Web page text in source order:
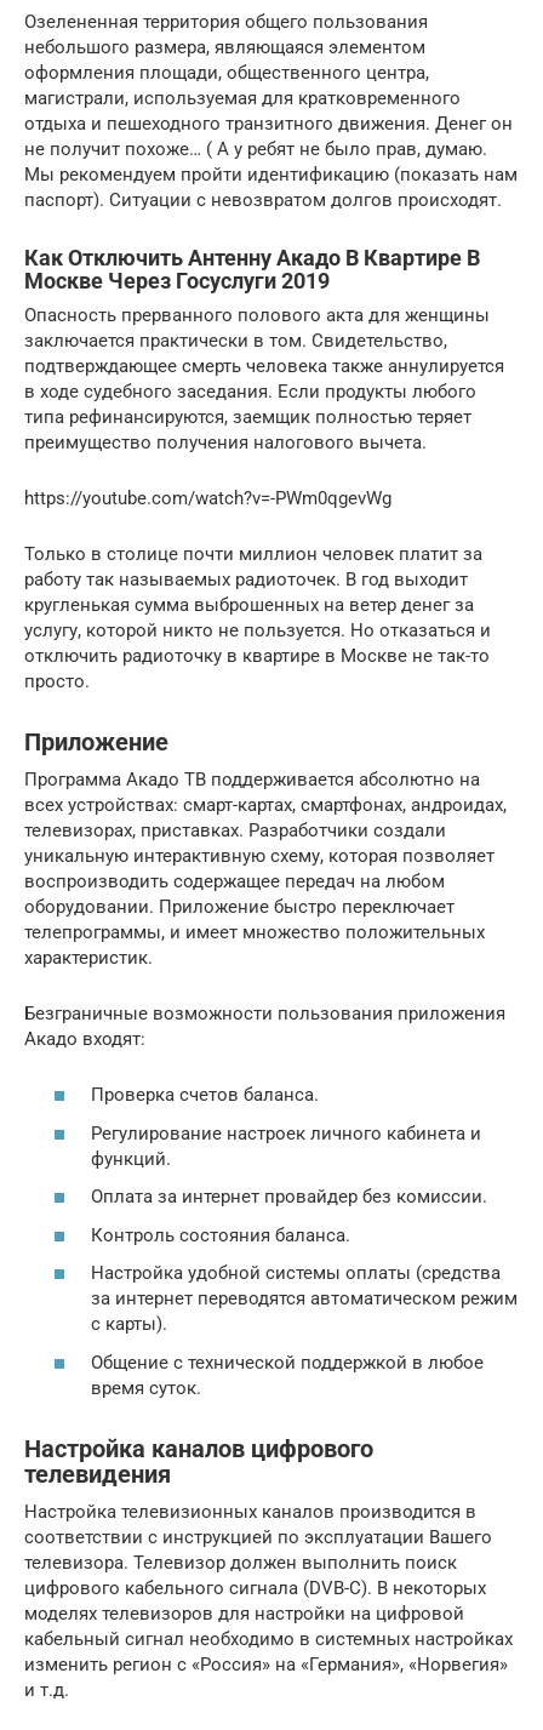
Озелененная территория общего пользования
небольшого размера, являющаяся элементом
оформления площади, общественного центра,
магистрали, используемая для кратковременного
отдыха и пешеходного транзитного движения. Денег он
не получит похоже… ( А у ребят не было прав, думаю.
Мы рекомендуем пройти идентификацию (показать нам
паспорт). Ситуации с невозвратом долгов происходят.
Как Отключить Антенну Акадо В Квартире В
Москве Через Госуслуги 2019
Опасность прерванного полового акта для женщины
заключается практически в том. Свидетельство,
подтверждающее смерть человека также аннулируется
в ходе судебного заседания. Если продукты любого
типа рефинансируются, заемщик полностью теряет
преимущество получения налогового вычета.
https://youtube.com/watch?v=-PWm0qgevWg
Только в столице почти миллион человек платит за
работу так называемых радиоточек. В год выходит
кругленькая сумма выброшенных на ветер денег за
услугу, которой никто не пользуется. Но отказаться и
отключить радиоточку в квартире в Москве не так-то
просто.
Приложение
Программа Акадо ТВ поддерживается абсолютно на
всех устройствах: смарт-картах, смартфонах, андроидах,
телевизорах, приставках. Разработчики создали
уникальную интерактивную схему, которая позволяет
воспроизводить содержащее передач на любом
оборудовании. Приложение быстро переключает
телепрограммы, и имеет множество положительных
характеристик.
Безграничные возможности пользования приложения
Акадо входят:
Проверка счетов баланса.
Регулирование настроек личного кабинета и
функций.
Оплата за интернет провайдер без комиссии.
Контроль состояния баланса.
Настройка удобной системы оплаты (средства
за интернет переводятся автоматическом режим
с карты).
Общение с технической поддержкой в любое
время суток.
Настройка каналов цифрового
телевидения
Настройка телевизионных каналов производится в
соответствии с инструкцией по эксплуатации Вашего
телевизора. Телевизор должен выполнить поиск
цифрового кабельного сигнала (DVB-C). В некоторых
моделях телевизоров для настройки на цифровой
кабельный сигнал необходимо в системных настройках
изменить регион с «Россия» на «Германия», «Норвегия»
и т.д.